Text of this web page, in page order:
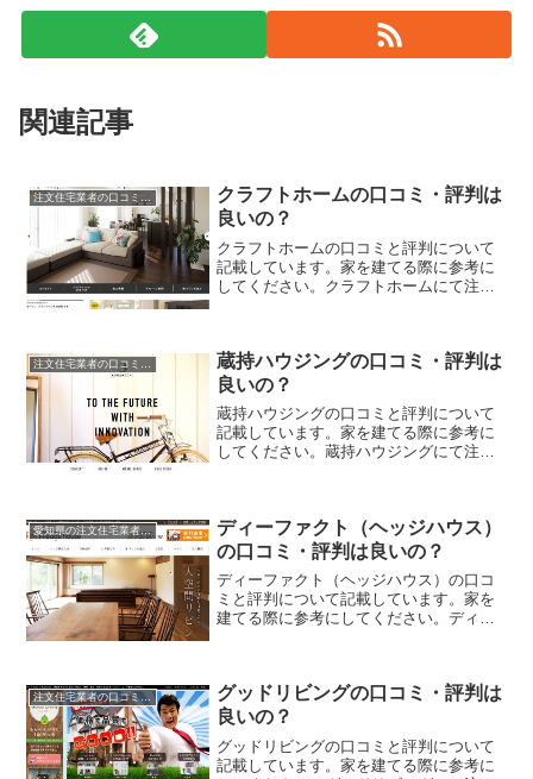
関連記事
注文住宅業者の口コミと評判、体験談
クラフトホームの口コミ・評判は
良いの？
クラフトホームの口コミと評判について
記載しています。家を建てる際に参考に
してください。クラフトホームにて注文
注文住宅業者の口コミと評判、体験談
蔵持ハウジングの口コミ・評判は
良いの？
蔵持ハウジングの口コミと評判について
記載しています。家を建てる際に参考に
してください。蔵持ハウジングにて注文
愛知県の注文住宅業者の口コミと評判、体験談
ディーファクト（ヘッジハウス）
の口コミ・評判は良いの？
ディーファクト（ヘッジハウス）の口コ
ミと評判について記載しています。家を
建てる際に参考にしてください。ディー
ましょう。
注文住宅業者の口コミと評判、体験談
グッドリビングの口コミ・評判は
良いの？
グッドリビングの口コミと評判について
記載しています。家を建てる際に参考に